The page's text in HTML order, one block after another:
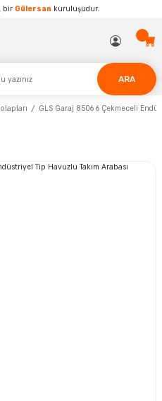
bir Gülersan kuruluşudur.
ARA
GLS Garaj 8506 6 Çekmeceli